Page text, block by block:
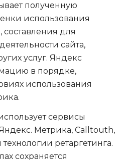
полученную
использования
составления для
сайта,
услуг. Яндекс
в порядке,
использования
сервисы
Метрика, Calltouth,
ретаргетинга.
сохраняется